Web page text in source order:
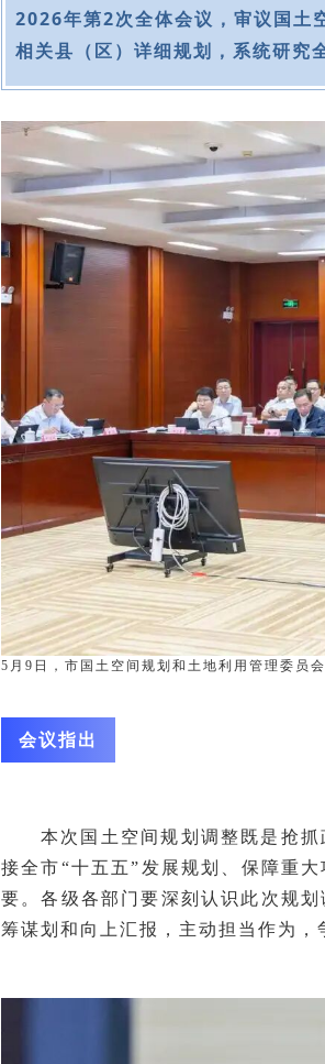
2026年第2次全体会议，审议国土
相关县（区）详细规划，系统研究
5月9日，市国土空间规划和土地利用管理委员
会议指出
本次国土空间规划调整既是抢
接全市“十五五”发展规划、保障重
要。各级各部门要深刻认识此次规
筹谋划和向上汇报，主动担当作为，